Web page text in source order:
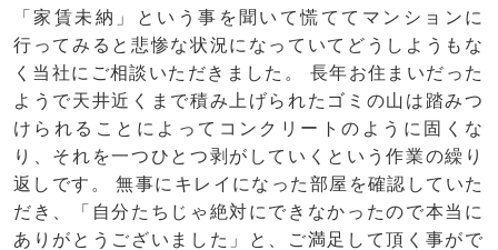
「家賃未納」という事を聞いて慌ててマンションに
行ってみると悲惨な状況になっていてどうしようもな
く当社にご相談いただきました。 長年お住まいだった
ようで天井近くまで積み上げられたゴミの山は踏みつ
けられることによってコンクリートのように固くな
り、それを一つひとつ剥がしていくという作業の繰り
返しです。 無事にキレイになった部屋を確認していた
だき、「自分たちじゃ絶対にできなかったので本当に
ありがとうございました」と、ご満足して頂く事がで